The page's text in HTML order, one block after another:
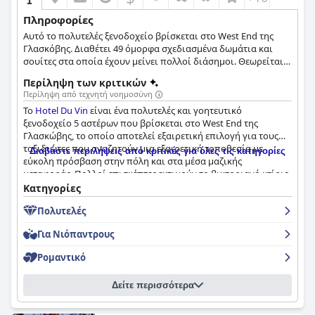
Πληροφορίες
Αυτό το πολυτελές ξενοδοχείο βρίσκεται στο West End της
Γλασκόβης. Διαθέτει 49 όμορφα σχεδιασμένα δωμάτια και
σουίτες στα οποία έχουν μείνει πολλοί διάσημοι. Θεωρείται
τέλεια επιλογή ως βάση από όπου μπορείτε να εξερευνήσετε
τα τοπικά μουσεία και την τοπική αγορά.
Περίληψη των κριτικών
Περίληψη από τεχνητή νοημοσύνη
Το Hotel Du Vin είναι ένα πολυτελές και γοητευτικό
ξενοδοχείο 5 αστέρων που βρίσκεται στο West End της
Γλασκώβης, το οποίο αποτελεί εξαιρετική επιλογή για τους
ταξιδιώτες που αναζητούν μια εξαιρετική τοποθεσία με
εύκολη πρόσβαση στην πόλη και στα μέσα μαζικής
μεταφοράς. Πολλοί επισκέπτες εκτιμούν το βικτοριανό κτίριο,
το οποίο προσθέτει στη συνολική ελκυστικότητα της
τοποθεσίας. Το ξενοδοχείο παρέχει ευρύχωρα και
εντυπωσιακά δωμάτια που είναι όμορφα εξοπλισμένα με
ορισμένοι επισκέπτες σημείωσαν ότι ορισμένα δωμάτια
έμοιαζαν κουρασμένα και δεν ήταν τόσο καθαρά όσο
αναμενόταν. Το προσωπικό του ξενοδοχείου επαινείται σε
πολλές επιβεβαιωμένες κριτικές επισκεπτών για το εξαιρετικό
επίπεδο εξυπηρέτησης των πελατών του, ενώ πολλοί
επισκέπτες εκτιμούν τον φιλικό, επαγγελματικό και
Διαβάστε περιλήψεις από κριτικές για όλες τις κατηγορίες
Κατηγορίες
Πολυτελές
Για Νιόπαντρους
Ρομαντικό
Δείτε περισσότερα